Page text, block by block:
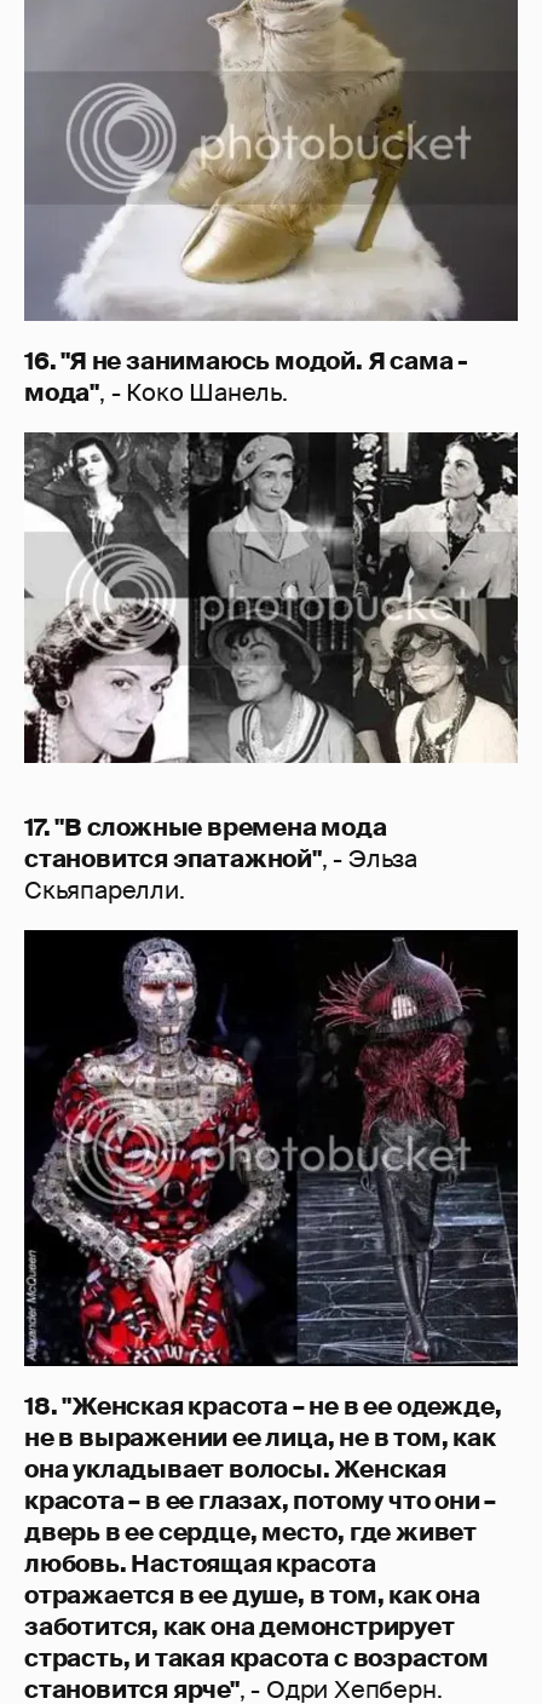
16. "Я не занимаюсь модой. Я сама -
мода", - Коко Шанель.
17. "В сложные времена мода
становится эпатажной", - Эльза
Скьяпарелли.
18. "Женская красота – не в ее одежде,
не в выражении ее лица, не в том, как
она укладывает волосы. Женская
красота – в ее глазах, потому что они –
дверь в ее сердце, место, где живет
любовь. Настоящая красота
отражается в ее душе, в том, как она
заботится, как она демонстрирует
страсть, и такая красота с возрастом
становится ярче", - Одри Хепберн.